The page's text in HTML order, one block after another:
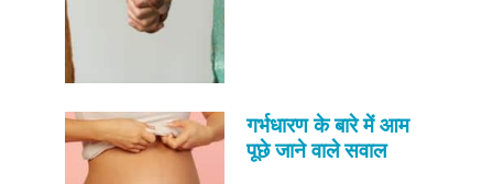
गर्भधारण के बारे में आम
पूछे जाने वाले सवाल